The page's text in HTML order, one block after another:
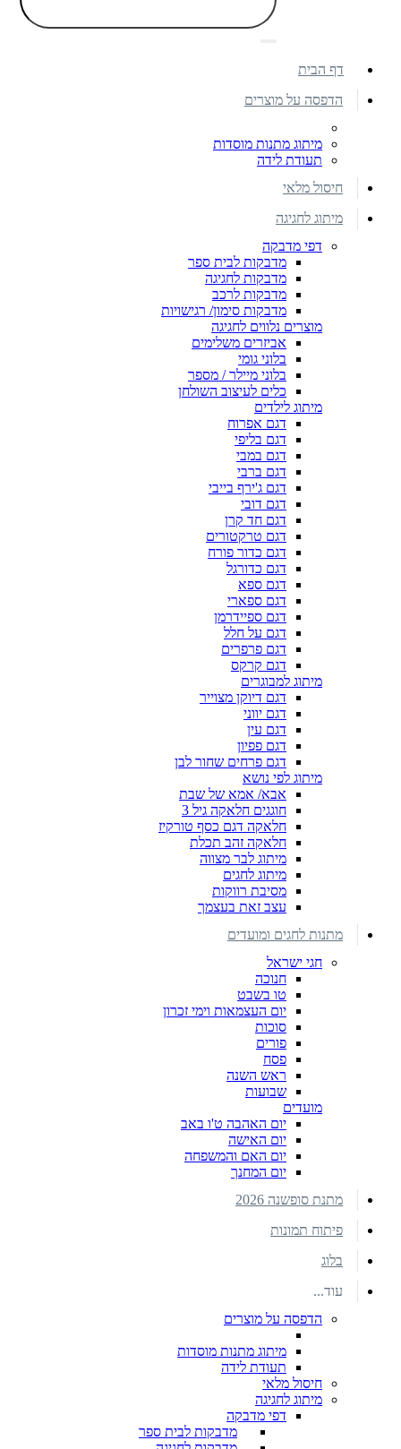
דף הבית
הדפסה על מוצרים
מיתוג מתנות מוסדות
תעודת לידה
חיסול מלאי
מיתוג לחגיגה
דפי מדבקה
מדבקות לבית ספר
מדבקות לחגיגה
מדבקות לרכב
מדבקות סימון/ רגישויות
מוצרים נלווים לחגיגה
אביזרים משלימים
בלוני גומי
בלוני מיילר / מספר
כלים לעיצוב השולחן
מיתוג לילדים
דגם אפרוח
דגם בליפי
דגם במבי
דגם ברבי
דגם ג'ירף בייבי
דגם דובי
דגם חד קרן
דגם טרקטורים
דגם כדור פורח
דגם כדורגל
דגם ספא
דגם ספארי
דגם ספיידרמן
דגם על חלל
דגם פרפרים
דגם קרקס
מיתוג למבוגרים
דגם דיוקן מצוייר
דגם יווני
דגם עין
דגם פפיון
דגם פרחים שחור לבן
מיתוג לפי נושא
אבא/ אמא של שבת
חוגגים חלאקה גיל 3
חלאקה דגם כסף טורקיז
חלאקה זהב תכלת
מיתוג לבר מצווה
מיתוג לחגים
מסיבת רווקות
עצב זאת בעצמך
מתנות לחגים ומועדים
חגי ישראל
חנוכה
טו בשבט
יום העצמאות וימי זכרון
סוכות
פורים
פסח
ראש השנה
שבועות
מועדים
יום האהבה ט'ו באב
יום האישה
יום האם והמשפחה
יום המחנך
מתנת סופשנה 2026
פיתוח תמונות
בלוג
עוד...
הדפסה על מוצרים
מיתוג מתנות מוסדות
תעודת לידה
חיסול מלאי
מיתוג לחגיגה
דפי מדבקה
מדבקות לבית ספר